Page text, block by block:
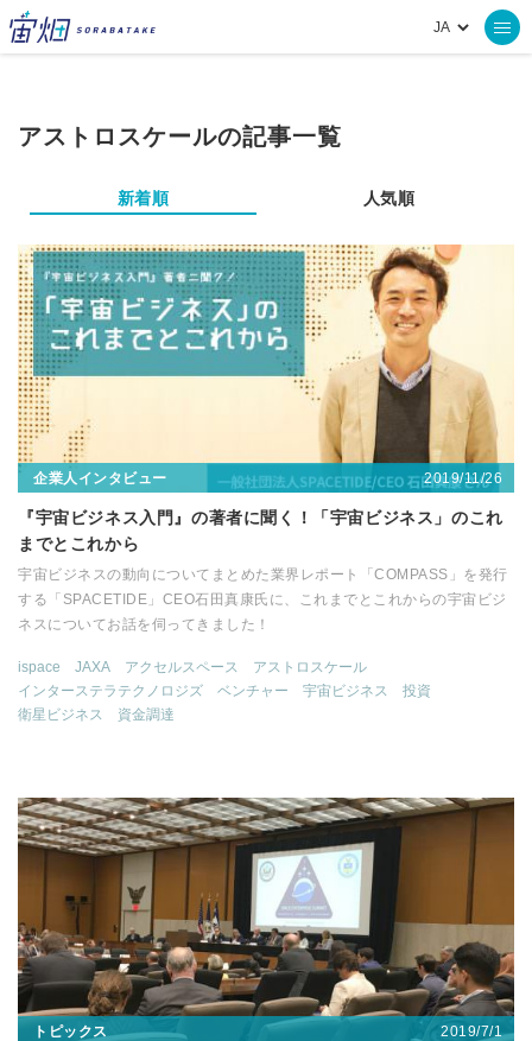
アストロスケールの記事一覧
新着順 人気順
企業人インタビュー 2019/11/26
『宇宙ビジネス入門』の著者に聞く！「宇宙ビジネス」のこれ
までとこれから
宇宙ビジネスの動向についてまとめた業界レポート「COMPASS」を発行
する「SPACETIDE」CEO石田真康氏に、これまでとこれからの宇宙ビジ
ネスについてお話を伺ってきました！
ispace JAXA アクセルスペース
アストロスケール
インターステラテクノロジズ
ベンチャー 宇宙ビジネス
投資
衛星ビジネス
資金調達
トピックス 2019/7/1